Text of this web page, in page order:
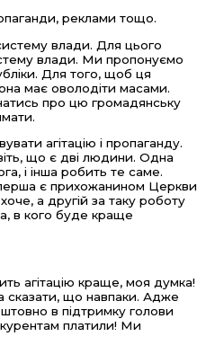
реклами тощо.
влади. Для цього
влади. Ми пропонуємо
Для того, щоб ця
має оволодіти масами.
про цю громадянську
агітацію і пропаганду.
що є дві людини. Одна
і інша робить те саме.
є прихожанином Церкви
а другій за таку роботу
в кого буде краще
агітацію краще, моя думка!
сказати, що навпаки. Адже
в підтримку голови
платили! Ми